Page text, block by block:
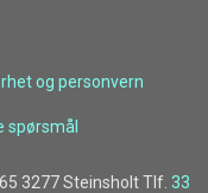
og personvern
spørsmål
3277 Steinsholt Tlf. 33